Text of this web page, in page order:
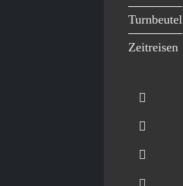
Turnbeutel
Zeitreisen